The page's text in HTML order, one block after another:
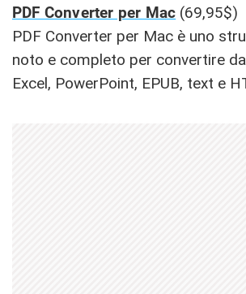
PDF Converter per Mac (69,95$)
PDF Converter per Mac è uno
noto e completo per convertire
Excel, PowerPoint, EPUB, text e